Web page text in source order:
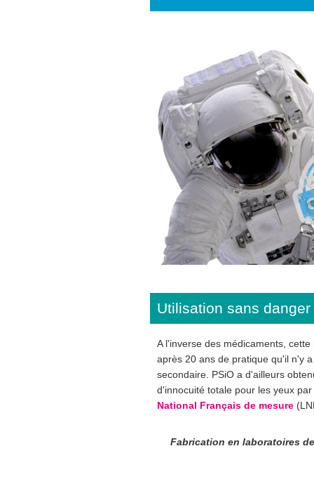
Utilisation sans danger
A l'inverse des médicaments,
après 20 ans de pratique qu'il n'y
secondaire. PSiO a d'ailleurs
d'innocuité totale pour les yeux
National Français de mesure
Fabrication en laboratoires